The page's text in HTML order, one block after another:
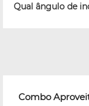
Qual ângulo de
Combo